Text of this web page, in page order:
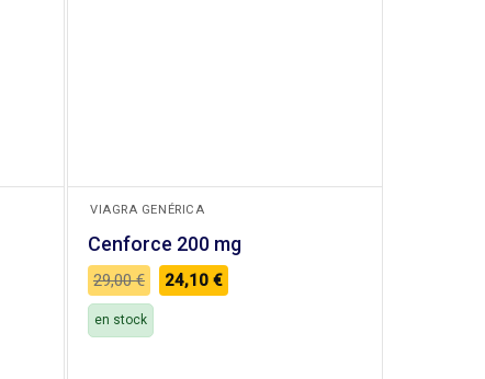
VIAGRA GENÉRICA
Cenforce 200 mg
29,00€ El
precio
24,10€
precio
en stock